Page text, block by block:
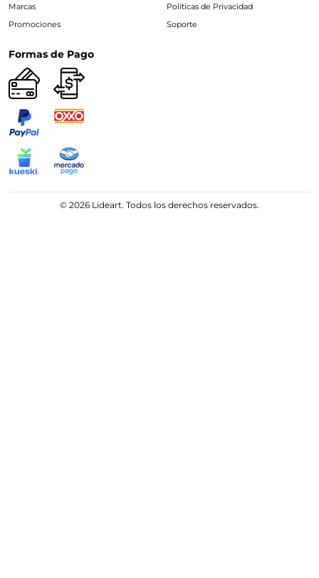
Marcas
Promociones
Políticas de Privacidad
Soporte
Formas de Pago
© 2026 Lideart. Todos los derechos reservados.